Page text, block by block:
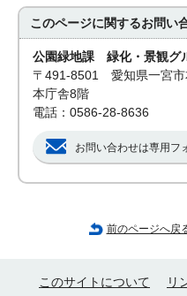
このページに関するお問い
公園緑地課 緑化・景観グ
〒491-8501 愛知県一宮
本庁舎8階
電話：0586-28-8636
お問い合わせは専用フ
前のページへ戻
このサイトについて リ